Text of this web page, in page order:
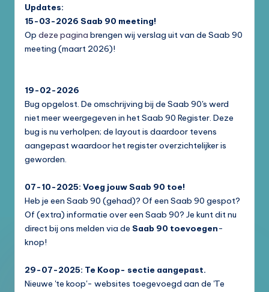
Updates:
15-03-2026 Saab 90 meeting!
Op deze pagina brengen wij verslag uit van de Saab 90
meeting (maart 2026)!
19-02-2026
Bug opgelost. De omschrijving bij de Saab 90's werd
niet meer weergegeven in het Saab 90 Register. Deze
bug is nu verholpen; de layout is daardoor tevens
aangepast waardoor het register overzichtelijker is
geworden.
07-10-2025: Voeg jouw Saab 90 toe!
Heb je een Saab 90 (gehad)? Of een Saab 90 gespot?
Of (extra) informatie over een Saab 90? Je kunt dit nu
direct bij ons melden via de Saab 90 toevoegen-
knop!
29-07-2025: Te Koop- sectie aangepast.
Nieuwe 'te koop'- websites toegevoegd aan de 'Te